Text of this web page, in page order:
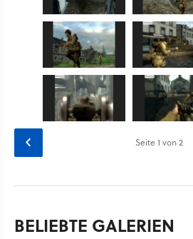
Seite1 von 2
BELIEBTE GALERIEN